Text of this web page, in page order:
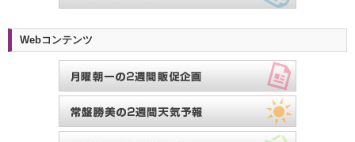
Webコンテンツ